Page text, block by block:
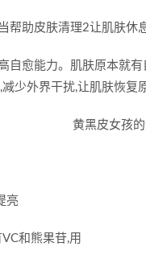
帮助皮肤清理2让肌肤休
自愈能力。肌肤原本就
少外界干扰,让肌肤恢复
亮
和熊果苷,用